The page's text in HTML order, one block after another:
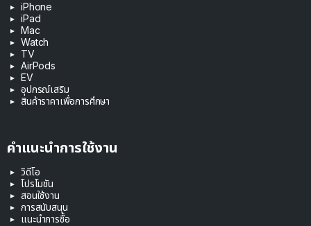
iPhone
iPad
Mac
Watch
TV
AirPods
EV
อุปกรณ์เสริม
สินค้าราคาเพื่อการศึกษา
คำแนะนำการใช้งาน
วิดีโอ
โปรโมชัน
สอนใช้งาน
การสนับสนุน
แนะนำการซื้อ